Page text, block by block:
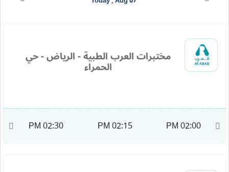
مختبرات العرب الطبية - الرياض - حي
الحمراء
02:00 PM
02:15 PM
02:30 PM